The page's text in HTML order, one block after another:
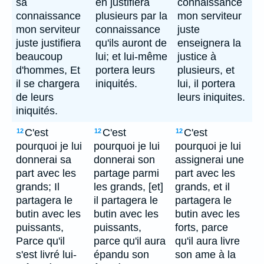
sa
connaissance
mon serviteur
juste justifiera
beaucoup
d'hommes, Et
il se chargera
de leurs
iniquités.
en justifiera
plusieurs par la
connaissance
qu'ils auront de
lui; et lui-même
portera leurs
iniquités.
connaissance
mon serviteur
juste
enseignera la
justice à
plusieurs, et
lui, il portera
leurs iniquites.
12 C'est
pourquoi je lui
donnerai sa
part avec les
grands; Il
partagera le
butin avec les
puissants,
Parce qu'il
s'est livré lui-
12 C'est
pourquoi je lui
donnerai son
partage parmi
les grands, [et]
il partagera le
butin avec les
puissants,
parce qu'il aura
épandu son
12 C'est
pourquoi je lui
assignerai une
part avec les
grands, et il
partagera le
butin avec les
forts, parce
qu'il aura livre
son ame à la